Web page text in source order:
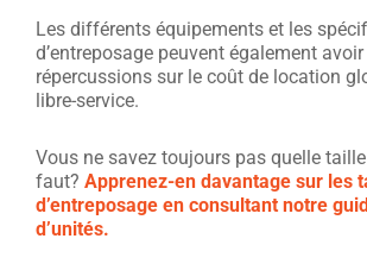
Les différents équipements et les
d’entreposage peuvent également
répercussions sur le coût de location
libre-service.
Vous ne savez toujours pas quelle
faut? Apprenez-en davantage sur les
d’entreposage en consultant notre
d’unités.